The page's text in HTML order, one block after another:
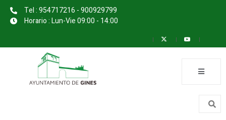
Tel : 954717216 - 900929799
Horario : Lun-Vie 09:00 - 14:00